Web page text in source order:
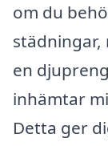
om du
en
inhämtar
Detta ger